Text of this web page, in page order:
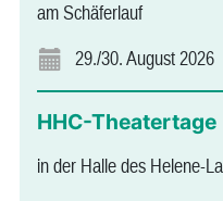
am Schäferlauf
29./30. August 2026
HHC-Theatertage
in der Halle des Helene-